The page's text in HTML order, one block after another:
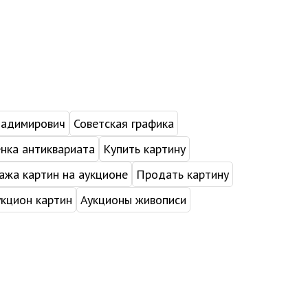
Советская графика
антиквариата
Купить картину
картин на аукционе
Продать картину
картин Аукционы живописи